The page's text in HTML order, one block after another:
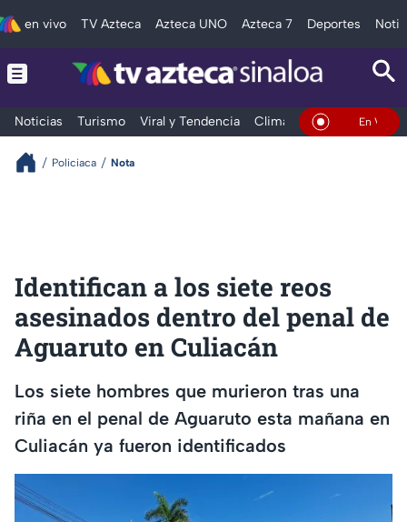
en vivo TV Azteca Azteca UNO Azteca 7 Deportes
Noticias Turismo Viral y Tendencia Clima Deportes En Vivo
Policiaca Nota
Identifican a los siete reos
asesinados dentro del penal de
Aguaruto en Culiacán
Los siete hombres que murieron tras una
riña en el penal de Aguaruto esta mañana en
Culiacán ya fueron identificados